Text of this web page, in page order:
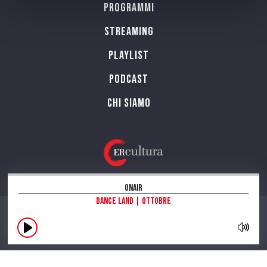
OnAir
Dance land | Ottobre
Programmi
Streaming
Playlist
PODCAST
Chi siamo